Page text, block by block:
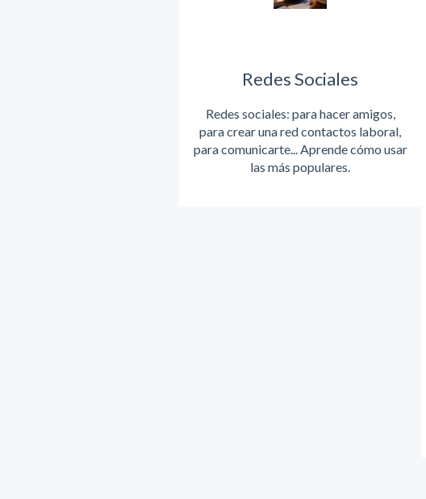
Redes Sociales
Redes sociales: para hacer amigos,
para crear una red contactos laboral,
para comunicarte... Aprende cómo usar
las más populares.